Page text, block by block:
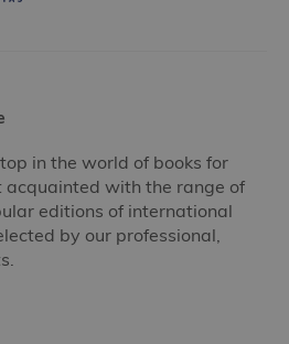
in the world of books for
with the range of
editions of international
by our professional,